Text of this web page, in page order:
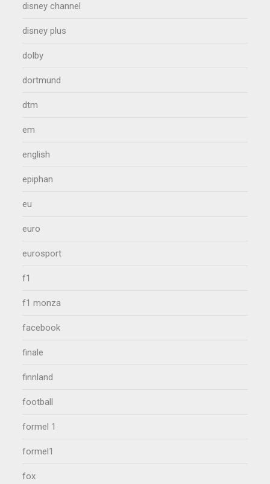
disney channel
disney plus
dolby
dortmund
dtm
em
english
epiphan
eu
euro
eurosport
f1
f1 monza
facebook
finale
finnland
football
formel 1
formel1
fox